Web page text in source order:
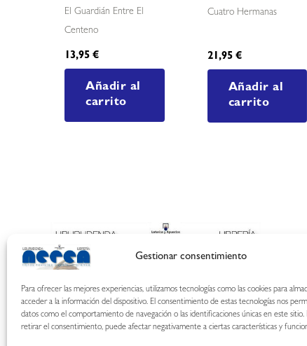
Gestionar consentimiento
Para ofrecer las mejores experiencias, utilizamos tecnologías como las cookies para
acceder a la información del dispositivo. El consentimiento de estas tecnologías nos
datos como el comportamiento de navegación o las identificaciones únicas en este
retirar el consentimiento, puede afectar negativamente a ciertas características y
El Guardián Entre El
Centeno
13,95€
Añadir al
carrito
Cuatro Hermanas
21,95 €
Añadir al
carrito